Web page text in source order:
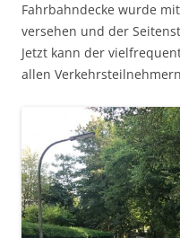
Fahrbahndecke wurde
versehen und der
Jetzt kann der
allen